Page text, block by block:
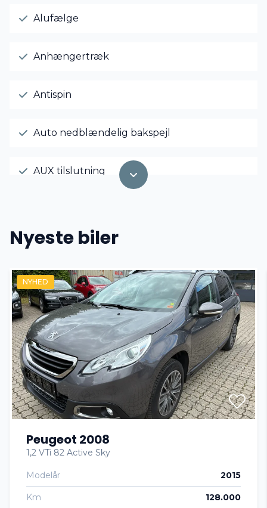
Alufælge
Anhængertræk
Antispin
Auto nedblændelig bakspejl
AUX tilslutning
El-klapbare sidespejle
El-ruder x4
El-spejle
Fartpilot
Fjernbetjent centrallås
Fuldautomatisk klimaanlæg
Højdejusterbare forsæder
Nyeste biler
NYHED
Peugeot 2008
1,2 VTi 82 Active Sky
Modelår 2015
Km 128.000